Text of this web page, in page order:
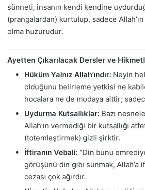
sünneti, insanın kendi kendine
(prangalardan) kurtulup, sadece
olma huzurudur.
Ayetten Çıkarılacak Dersler ve
Hüküm Yalnız Allah’ındır: Neyin
olduğunu belirleme yetkisi ne
hocalara ne de modaya aittir;
Uydurma Kutsallıklar: Bazı
Allah’ın vermediği bir kutsallığı
(totemleştirmek) gizli şirktir.
İftiranın Vebali: “Din bunu
görüşünü din gibi sunmak, Allah’a
cezası çok ağırdır.